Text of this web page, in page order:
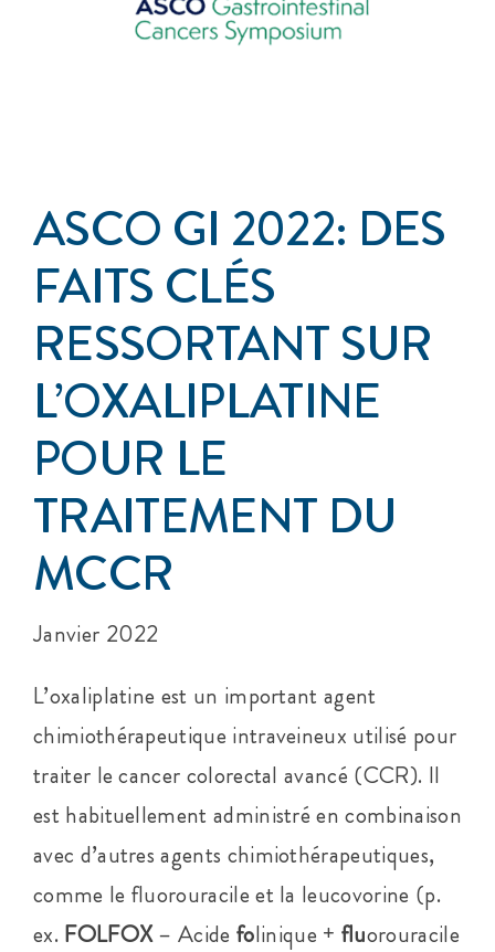
ASCO GI 2022: DES
FAITS CLÉS
RESSORTANT SUR
L’OXALIPLATINE
POUR LE
TRAITEMENT DU
MCCR
Janvier 2022
L’oxaliplatine est un important agent
chimiothérapeutique intraveineux utilisé pour
traiter le cancer colorectal avancé (CCR). Il
est habituellement administré en combinaison
avec d’autres agents chimiothérapeutiques,
comme le fluorouracile et la leucovorine (p.
ex. FOLFOX– Acide folinique + fluorouracile